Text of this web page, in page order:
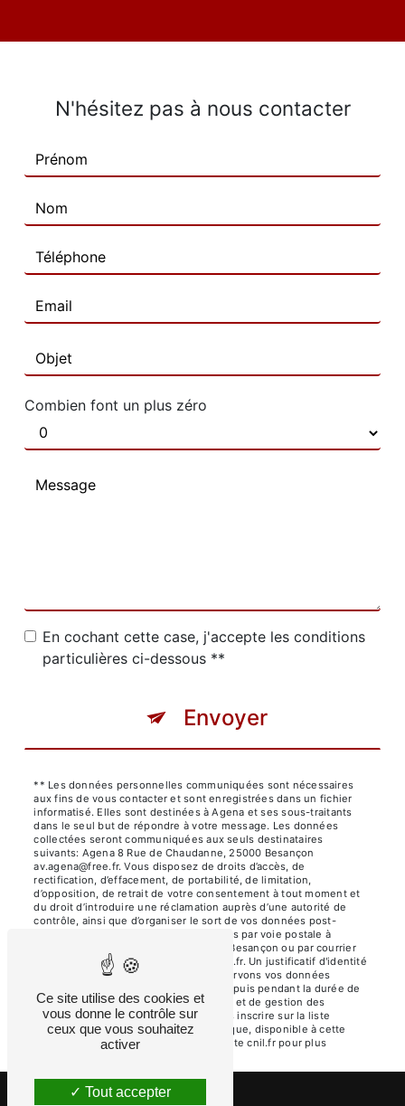
N'hésitez pas à nous contacter
Combien font un plus zéro
En cochant cette case, j'accepte les conditions
particulières ci-dessous **
Envoyer
** Les données personnelles communiquées sont nécessaires
aux fins de vous contacter et sont enregistrées dans un fichier
informatisé. Elles sont destinées à Agena et ses sous-traitants
dans le seul but de répondre à votre message. Les données
collectées seront communiquées aux seuls destinataires
suivants: Agena 8 Rue de Chaudanne, 25000 Besançon
av.agena@free.fr. Vous disposez de droits d’accès, de
rectification, d’effacement, de portabilité, de limitation,
d’opposition, de retrait de votre consentement à tout moment et
du droit d’introduire une réclamation auprès d’une autorité de
contrôle, ainsi que d’organiser le sort de vos données post-
mortem. Vous pouvez exercer ces droits par voie postale à
l'adresse 8 Rue de Chaudanne, 25000 Besançon ou par courrier
électronique à l'adresse av.agena@free.fr. Un justificatif d'identité
pourra vous être demandé. Nous conservons vos données
pendant la période de prise de contact puis pendant la durée de
prescription légale aux fins probatoires et de gestion des
contentieux. Vous avez le droit de vous inscrire sur la liste
d'opposition au démarchage téléphonique, disponible à cette
Bloctel.gouv.fr
. Consultez le site cnil.fr pour plus
Ce site utilise des cookies et
vous donne le contrôle sur
ceux que vous souhaitez
activer
Tout accepter